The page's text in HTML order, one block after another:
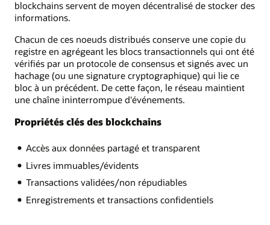
blockchains servent de moyen décentralisé de stocker des
informations.
Chacun de ces noeuds distribués conserve une copie du
registre en agrégeant les blocs transactionnels qui ont été
vérifiés par un protocole de consensus et signés avec un
hachage (ou une signature cryptographique) qui lie ce
bloc à un précédent. De cette façon, le réseau maintient
une chaîne ininterrompue d'événements.
Propriétés clés des blockchains
Accès aux données partagé et transparent
Livres immuables/évidents
Transactions validées/non répudiables
Enregistrements et transactions confidentiels